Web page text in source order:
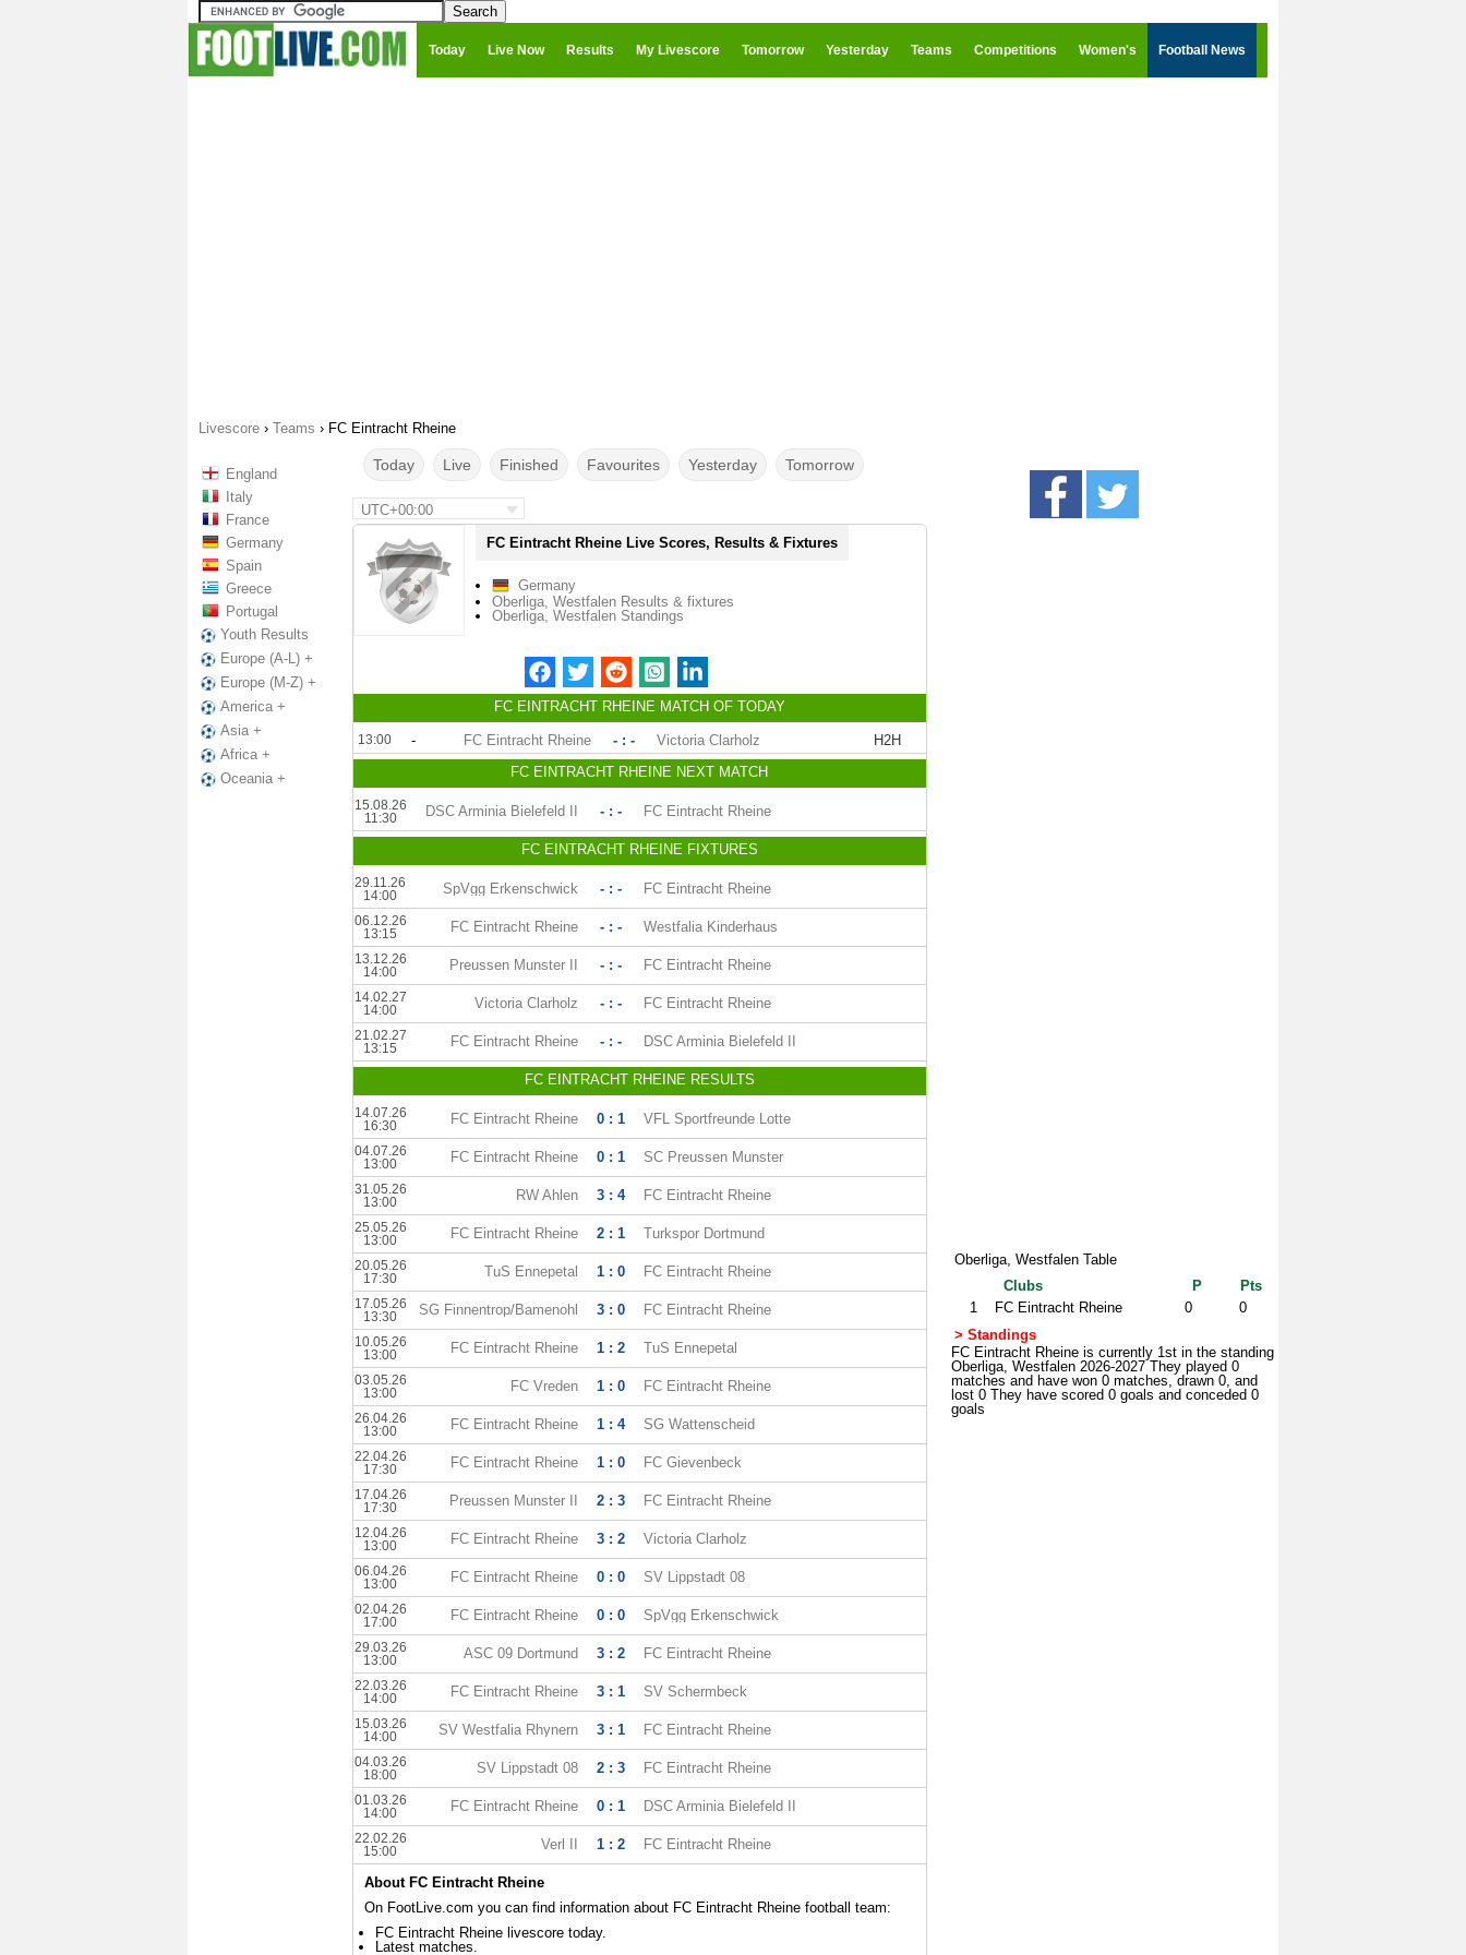
Today Live Now Results My Livescore Tomorrow Yesterday Teams Competitions Women's Football News
Livescore › Teams › FC Eintracht Rheine
England
Italy
France
Germany
Spain
Greece
Portugal
Youth Results
Europe (A-L) +
Europe (M-Z) +
America +
Asia +
Africa +
Oceania +
Today Live Finished Favourites Yesterday Tomorrow
UTC+00:00
FC Eintracht Rheine Live Scores, Results & Fixtures
Germany
Oberliga, Westfalen Results & fixtures
Oberliga, Westfalen Standings
FC EINTRACHT RHEINE MATCH OF TODAY
13:00 - FC Eintracht Rheine - : - Victoria Clarholz
H2H
FC EINTRACHT RHEINE NEXT MATCH
15.08.26
11:30
DSC Arminia Bielefeld II - : - FC Eintracht Rheine
FC EINTRACHT RHEINE FIXTURES
29.11.26
14:00
SpVgg Erkenschwick - : - FC Eintracht Rheine
06.12.26
13:15
FC Eintracht Rheine - : - Westfalia Kinderhaus
13.12.26
14:00
Preussen Munster II - : - FC Eintracht Rheine
14.02.27
14:00
Victoria Clarholz - : - FC Eintracht Rheine
21.02.27
13:15
FC Eintracht Rheine - : - DSC Arminia Bielefeld II
FC EINTRACHT RHEINE RESULTS
14.07.26
16:30
FC Eintracht Rheine 0 : 1 VFL Sportfreunde Lotte
04.07.26
13:00
FC Eintracht Rheine 0 : 1 SC Preussen Munster
31.05.26
13:00
RW Ahlen 3 : 4 FC Eintracht Rheine
25.05.26
13:00
FC Eintracht Rheine 2 : 1 Turkspor Dortmund
20.05.26
17:30
TuS Ennepetal 1 : 0 FC Eintracht Rheine
17.05.26
13:30
SG Finnentrop/Bamenohl 3 : 0 FC Eintracht Rheine
10.05.26
13:00
FC Eintracht Rheine 1 : 2 TuS Ennepetal
03.05.26
13:00
FC Vreden 1 : 0 FC Eintracht Rheine
26.04.26
13:00
FC Eintracht Rheine 1 : 4 SG Wattenscheid
22.04.26
17:30
FC Eintracht Rheine 1 : 0 FC Gievenbeck
17.04.26
17:30
Preussen Munster II 2 : 3 FC Eintracht Rheine
12.04.26
13:00
FC Eintracht Rheine 3 : 2 Victoria Clarholz
06.04.26
13:00
FC Eintracht Rheine 0 : 0 SV Lippstadt 08
02.04.26
17:00
FC Eintracht Rheine 0 : 0 SpVgg Erkenschwick
29.03.26
13:00
ASC 09 Dortmund 3 : 2 FC Eintracht Rheine
22.03.26
14:00
FC Eintracht Rheine 3 : 1 SV Schermbeck
15.03.26
14:00
SV Westfalia Rhynern 3 : 1 FC Eintracht Rheine
04.03.26
18:00
SV Lippstadt 08 2 : 3 FC Eintracht Rheine
01.03.26
14:00
FC Eintracht Rheine 0 : 1 DSC Arminia Bielefeld II
22.02.26
15:00
Verl II 1 : 2 FC Eintracht Rheine
About FC Eintracht Rheine
On FootLive.com you can find information about FC Eintracht Rheine football team:
FC Eintracht Rheine livescore today.
Latest matches.
Oberliga, Westfalen Table
Clubs
P
Pts
1
FC Eintracht Rheine 0
0
> Standings
FC Eintracht Rheine is currently 1st in the standing
Oberliga, Westfalen 2026-2027 They played 0
matches and have won 0 matches, drawn 0, and
lost 0 They have scored 0 goals and conceded 0
goals